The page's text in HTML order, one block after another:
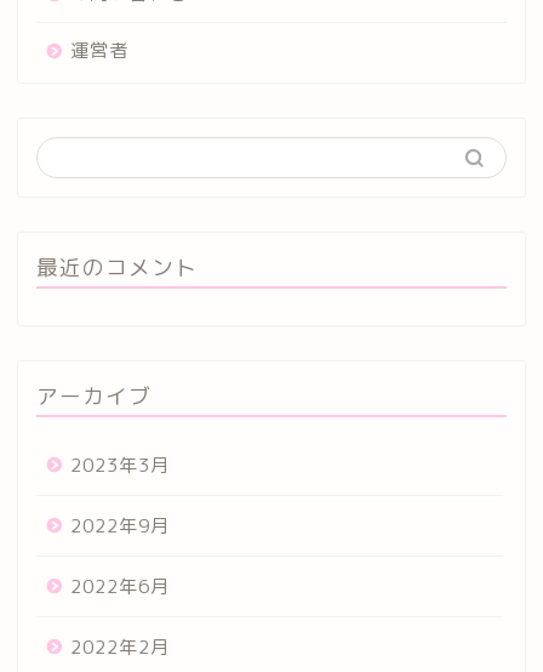
運営者
最近のコメント
アーカイブ
2023年3月
2022年9月
2022年6月
2022年2月